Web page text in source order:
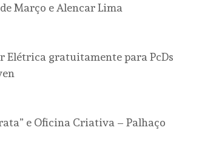
Março e Alencar Lima
Elétrica gratuitamente para PcDs
e Oficina Criativa – Palhaço